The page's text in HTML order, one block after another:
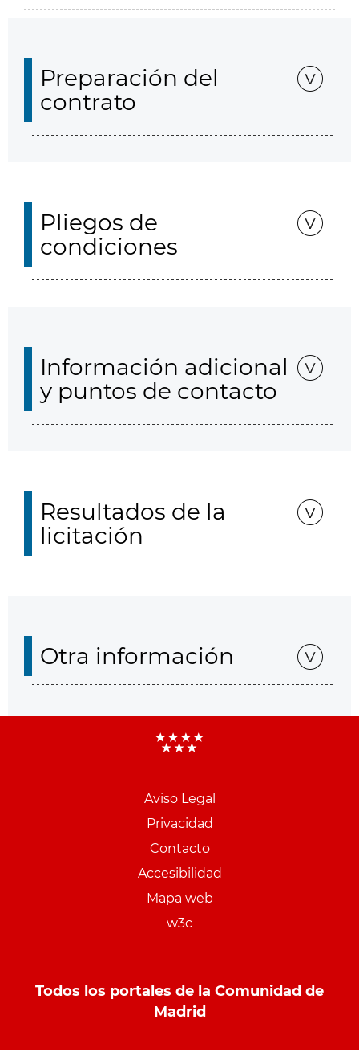
Preparación del
contrato
Pliegos de
condiciones
Información adicional
y puntos de contacto
Resultados de la
licitación
Otra información
Aviso Legal
Privacidad
Contacto
Accesibilidad
Mapa web
w3c
Todos los portales de la Comunidad de
Madrid